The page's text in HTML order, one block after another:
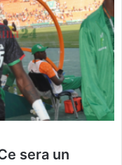
sera un